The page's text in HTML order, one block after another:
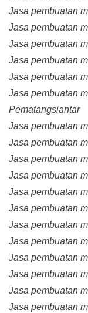
Jasa pembuatan
Jasa pembuatan
Jasa pembuatan
Jasa pembuatan
Jasa pembuatan
Jasa pembuatan
Pematangsiantar
Jasa pembuatan
Jasa pembuatan
Jasa pembuatan
Jasa pembuatan
Jasa pembuatan
Jasa pembuatan
Jasa pembuatan
Jasa pembuatan
Jasa pembuatan
Jasa pembuatan
Jasa pembuatan
Jasa pembuatan